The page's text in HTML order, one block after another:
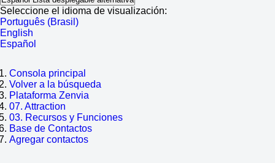
Seleccione el idioma de visualización:
Português (Brasil)
English
Español
Consola principal
Volver a la búsqueda
Plataforma Zenvia
07. Attraction
03. Recursos y Funciones
Base de Contactos
Agregar contactos